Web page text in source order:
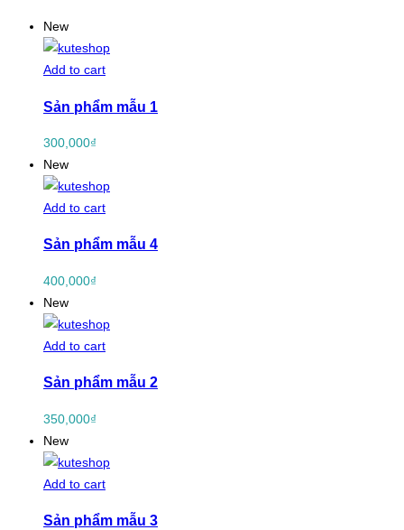
New
Add to cart
Sản phẩm mẫu 1
300,000₫
New
Add to cart
Sản phẩm mẫu 4
400,000₫
New
Add to cart
Sản phẩm mẫu 2
350,000₫
New
Add to cart
Sản phẩm mẫu 3